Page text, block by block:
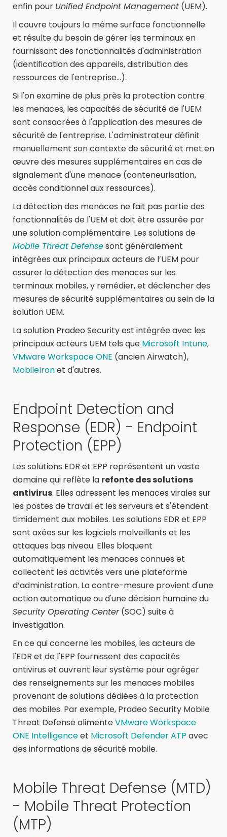
enfin pour Unified Endpoint Management (UEM).
Il couvre toujours la même surface fonctionnelle
et résulte du besoin de gérer les terminaux en
fournissant des fonctionnalités d'administration
(identification des appareils, distribution des
ressources de l'entreprise...).
Si l'on examine de plus près la protection contre
les menaces, les capacités de sécurité de l'UEM
sont consacrées à l'application des mesures de
sécurité de l'entreprise. L'administrateur définit
manuellement son contexte de sécurité et met en
œuvre des mesures supplémentaires en cas de
signalement d'une menace (conteneurisation,
accès conditionnel aux ressources).
La détection des menaces ne fait pas partie des
fonctionnalités de l'UEM et doit être assurée par
une solution complémentaire. Les solutions de
Mobile Threat Defensesont généralement
intégrées aux principaux acteurs de l’UEM pour
assurer la détection des menaces sur les
terminaux mobiles, y remédier, et déclencher des
mesures de sécurité supplémentaires au sein de la
solution UEM.
La solution Pradeo Security est intégrée avec les
principaux acteurs UEM tels que Microsoft Intune,
VMware Workspace ONE (ancien Airwatch),
MobileIronet d'autres.
Endpoint Detection and
Response (EDR) - Endpoint
Protection (EPP)
Les solutions EDR et EPP représentent un vaste
domaine qui reflète la refonte des solutions
antivirus. Elles adressent les menaces virales sur
les postes de travail et les serveurs et s'étendent
timidement aux mobiles. Les solutions EDR et EPP
sont axées sur les logiciels malveillants et les
attaques bas niveau. Elles bloquent
automatiquement les menaces connues et
collectent les activités vers une plateforme
d’administration. La contre-mesure provient d'une
action automatique ou d'une décision humaine du
Security Operating Center(SOC) suite à
investigation.
En ce qui concerne les mobiles, les acteurs de
l'EDR et de l'EPP fournissent des capacités
antivirus et ouvrent leur système pour agréger
des renseignements sur les menaces mobiles
provenant de solutions dédiées à la protection
des mobiles. Par exemple, Pradeo Security Mobile
Threat Defense alimenteVMware Workspace
ONE Intelligenceet Microsoft Defender ATP avec
des informations de sécurité mobile.
Mobile Threat Defense (MTD)
- Mobile Threat Protection
(MTP)